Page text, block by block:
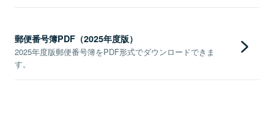
郵便番号簿PDF（2025年度版）
2025年度版郵便番号簿をPDF形式でダウンロードできま
す。